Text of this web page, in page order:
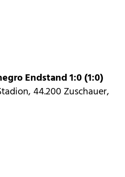
Endstand 1:0 (1:0)
44.200 Zuschauer,